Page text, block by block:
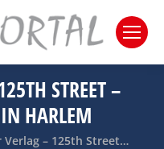
STREET –
HARLEM
Verlag – 125th Street…